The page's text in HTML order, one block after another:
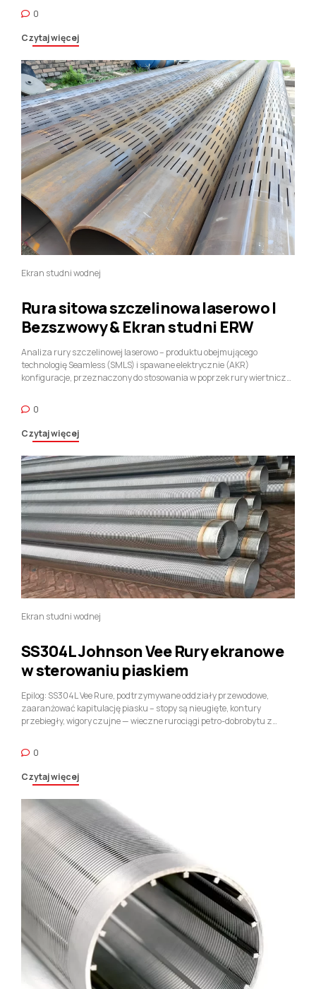
0
dynamice płynów i filtracji geologicznej. W sercu tego skrzyżowania
znajduje się ekran studni drutowych typu Johnson ze stali
nierdzewnej, element, który często decyduje o żywotności operacyjnej i
wydajności całego wielomilionowego projektu odwiertu. Aby naprawdę
zrozumieć nasz produkt, należy spojrzeć poza cylindryczną formę i
zobaczyć w niej precyzyjnie zaprojektowany instrument
zaprojektowany do zarządzania chaotycznym interfejsem pomiędzy
warstwą wodonośną zawierającą ciecz a systemem ekstrakcji
napędzanym próżnią.
Czytaj więcej
Ekran studni wodnej
0
Rura sitowa szczelinowa laserowo |
Bezszwowy & Ekran studni ERW
Analiza rury szczelinowej laserowo – produktu obejmującego
technologię Seamless (SMLS) i spawane elektrycznie (AKR)
konfiguracje, przeznaczony do stosowania w poprzek rury wiertniczej,
działania, ekspansywne i głębokie zgłębienie nauki o materiałach,
fizyka produkcji, i inżynierii naftowej. To nie jest tylko rura; jest to
starannie zaprojektowana konstrukcja i....
Czytaj więcej
Ekran studni wodnej
0
SS304L Johnson Vee Rury ekranowe
w sterowaniu piaskiem
Epilog: SS304L Vee Rure, podtrzymywane oddziały przewodowe,
zaaranżować kapitulację piasku – stopy są nieugięte, kontury
przebiegły, wigory czujne — wieczne rurociągi petro-dobrobytu z
Czytaj więcej